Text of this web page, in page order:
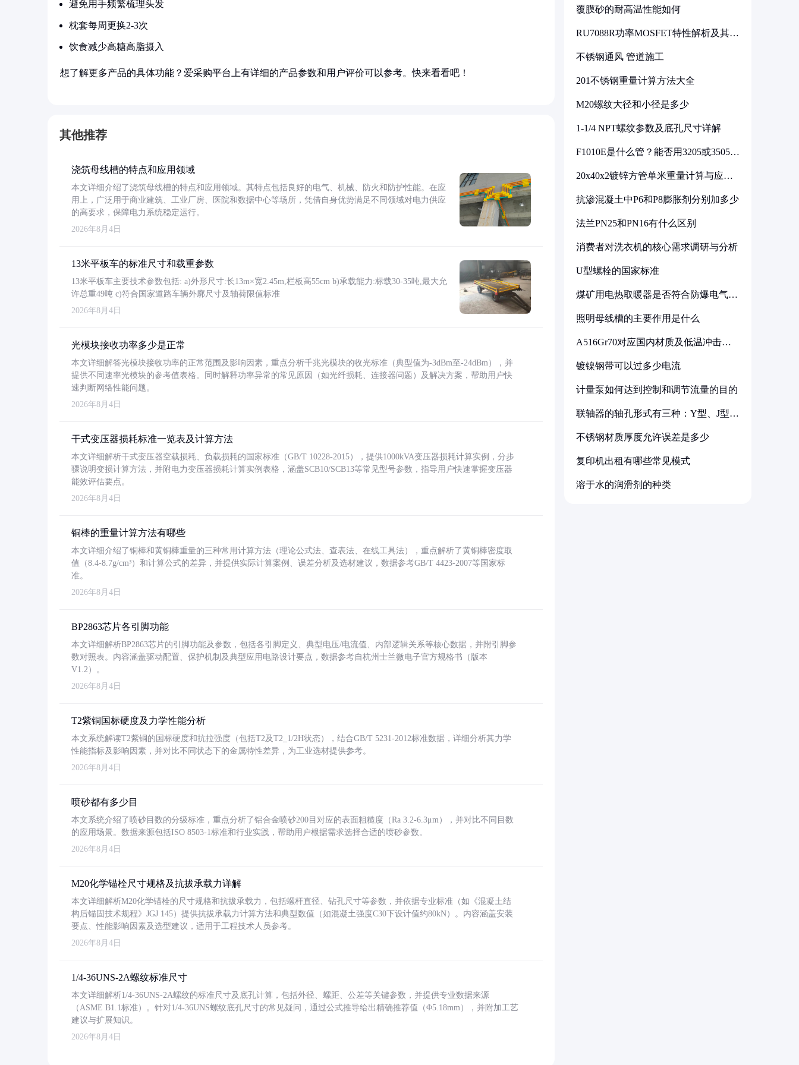
避免用手频繁梳理头发
枕套每周更换2-3次
饮食减少高糖高脂摄入
想了解更多产品的具体功能？爱采购平台上有详细的产品参数和用户评价可以参考。快来看看吧！
其他推荐
浇筑母线槽的特点和应用领域
本文详细介绍了浇筑母线槽的特点和应用领域。其特点包括良好的电气、机械、防火和防护性能。在应
用上，广泛用于商业建筑、工业厂房、医院和数据中心等场所，凭借自身优势满足不同领域对电力供应
的高要求，保障电力系统稳定运行。
2026年8月4日
13米平板车的标准尺寸和载重参数
13米平板车主要技术参数包括: a)外形尺寸:长13m×宽2.45m,栏板高55cm b)承载能力:标载30-35吨,最大允
许总重49吨 c)符合国家道路车辆外廓尺寸及轴荷限值标准
2026年8月4日
光模块接收功率多少是正常
本文详细解答光模块接收功率的正常范围及影响因素，重点分析千兆光模块的收光标准（典型值为-3dBm至-24dBm），并
提供不同速率光模块的参考值表格。同时解释功率异常的常见原因（如光纤损耗、连接器问题）及解决方案，帮助用户快
速判断网络性能问题。
2026年8月4日
干式变压器损耗标准一览表及计算方法
本文详细解析干式变压器空载损耗、负载损耗的国家标准（GB/T 10228-2015），提供1000kVA变压器损耗计算实例，分步
骤说明变损计算方法，并附电力变压器损耗计算实例表格，涵盖SCB10/SCB13等常见型号参数，指导用户快速掌握变压器
能效评估要点。
2026年8月4日
铜棒的重量计算方法有哪些
本文详细介绍了铜棒和黄铜棒重量的三种常用计算方法（理论公式法、查表法、在线工具法），重点解析了黄铜棒密度取
值（8.4-8.7g/cm³）和计算公式的差异，并提供实际计算案例、误差分析及选材建议，数据参考GB/T 4423-2007等国家标
准。
2026年8月4日
BP2863芯片各引脚功能
本文详细解析BP2863芯片的引脚功能及参数，包括各引脚定义、典型电压/电流值、内部逻辑关系等核心数据，并附引脚参
数对照表。内容涵盖驱动配置、保护机制及典型应用电路设计要点，数据参考自杭州士兰微电子官方规格书（版本
V1.2）。
2026年8月4日
T2紫铜国标硬度及力学性能分析
本文系统解读T2紫铜的国标硬度和抗拉强度（包括T2及T2_1/2H状态），结合GB/T 5231-2012标准数据，详细分析其力学
性能指标及影响因素，并对比不同状态下的金属特性差异，为工业选材提供参考。
2026年8月4日
喷砂都有多少目
本文系统介绍了喷砂目数的分级标准，重点分析了铝合金喷砂200目对应的表面粗糙度（Ra 3.2-6.3μm），并对比不同目数
的应用场景。数据来源包括ISO 8503-1标准和行业实践，帮助用户根据需求选择合适的喷砂参数。
2026年8月4日
M20化学锚栓尺寸规格及抗拔承载力详解
本文详细解析M20化学锚栓的尺寸规格和抗拔承载力，包括螺杆直径、钻孔尺寸等参数，并依据专业标准（如《混凝土结
构后锚固技术规程》JGJ 145）提供抗拔承载力计算方法和典型数值（如混凝土强度C30下设计值约80kN）。内容涵盖安装
要点、性能影响因素及选型建议，适用于工程技术人员参考。
2026年8月4日
1/4-36UNS-2A螺纹标准尺寸
本文详细解析1/4-36UNS-2A螺纹的标准尺寸及底孔计算，包括外径、螺距、公差等关键参数，并提供专业数据来源
（ASME B1.1标准）。针对1/4-36UNS螺纹底孔尺寸的常见疑问，通过公式推导给出精确推荐值（Φ5.18mm），并附加工艺
建议与扩展知识。
2026年8月4日
覆膜砂的耐高温性能如何
RU7088R功率MOSFET特性解析及其在
不锈钢通风 管道施工
201不锈钢重量计算方法大全
M20螺纹大径和小径是多少
1-1/4 NPT螺纹参数及底孔尺寸详解
F1010E是什么管？能否用3205或3505代
20x40x2镀锌方管单米重量计算与应用
抗渗混凝土中P6和P8膨胀剂分别加多少
法兰PN25和PN16有什么区别
消费者对洗衣机的核心需求调研与分析
U型螺栓的国家标准
煤矿用电热取暖器是否符合防爆电气设
照明母线槽的主要作用是什么
A516Gr70对应国内材质及低温冲击要
镀镍钢带可以过多少电流
计量泵如何达到控制和调节流量的目的
联轴器的轴孔形式有三种：Y型、J型、
不锈钢材质厚度允许误差是多少
复印机出租有哪些常见模式
溶于水的润滑剂的种类